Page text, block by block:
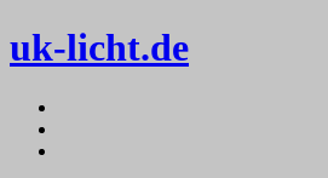
uk-licht.de